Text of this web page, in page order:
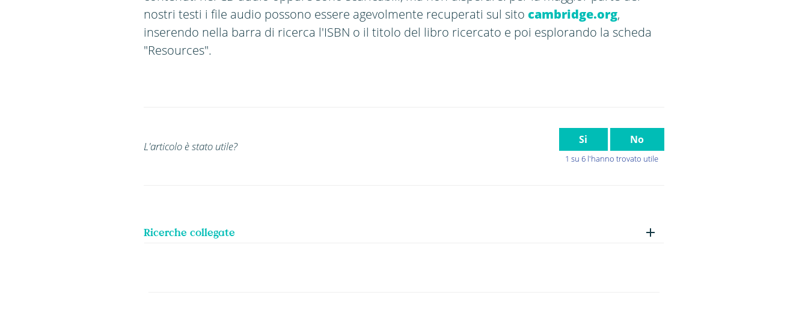
nostri testi i file audio possono essere agevolmente recuperati sul sito cambridge.org,
inserendo nella barra di ricerca l'ISBN o il titolo del libro ricercato e poi esplorando la scheda
"Resources".
L'articolo è stato utile? Si No
1 su 6 l'hanno trovato utile
Ricerche collegate